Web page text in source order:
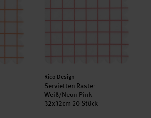
Hersteller:
Rico Design
Servietten Raster
Weiß/Neon Pink
32x32cm 20 Stück